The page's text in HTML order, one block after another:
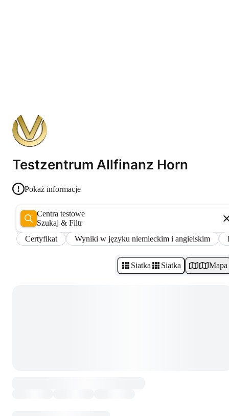
Testzentrum Allfinanz Horn
Pokaż informacje
Centra testowe
Szukaj & Filtr
Certyfikat
Wyniki w języku niemieckim i angielskim
Siatka Siatka Mapa